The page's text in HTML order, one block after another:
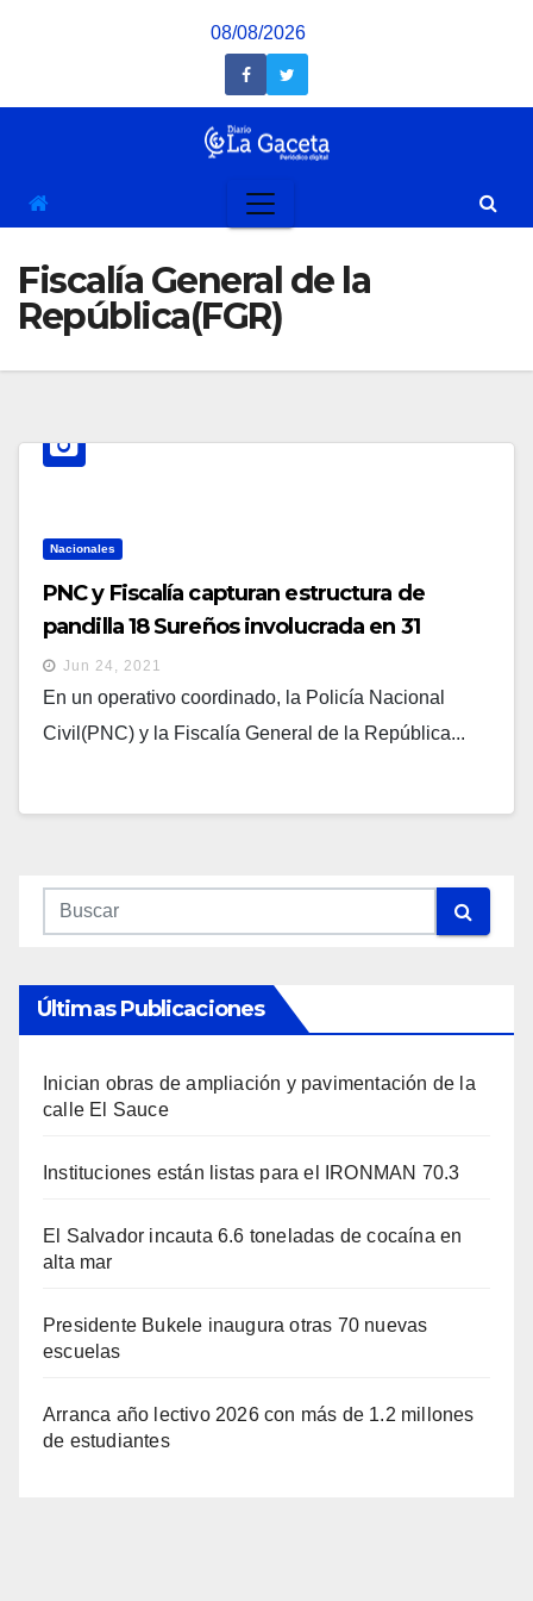
08/08/2026
Fiscalía General de la
República(FGR)
Nacionales
PNC y Fiscalía capturan estructura de
pandilla 18 Sureños involucrada en 31
asesinatos
Jun 24, 2021
En un operativo coordinado, la Policía Nacional
Civil(PNC) y la Fiscalía General de la República...
Últimas Publicaciones
Inician obras de ampliación y pavimentación de la
calle El Sauce
Instituciones están listas para el IRONMAN 70.3
El Salvador incauta 6.6 toneladas de cocaína en
alta mar
Presidente Bukele inaugura otras 70 nuevas
escuelas
Arranca año lectivo 2026 con más de 1.2 millones
de estudiantes